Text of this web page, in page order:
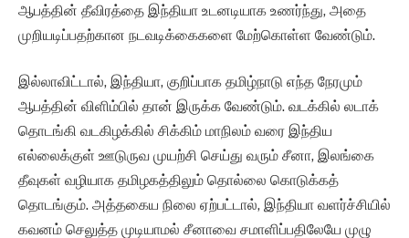
ஆபத்தின் தீவிரத்தை இந்தியா உடனடியாக உணர்ந்து, அதை
முறியடிப்பதற்கான நடவடிக்கைகளை மேற்கொள்ள வேண்டும்.
இல்லாவிட்டால், இந்தியா, குறிப்பாக தமிழ்நாடு எந்த நேரமும்
ஆபத்தின் விளிம்பில் தான் இருக்க வேண்டும். வடக்கில் லடாக்
தொடங்கி வடகிழக்கில் சிக்கிம் மாநிலம் வரை இந்திய
எல்லைக்குள் ஊடுருவ முயற்சி செய்து வரும் சீனா, இலங்கை
தீவுகள் வழியாக தமிழகத்திலும் தொல்லை கொடுக்கத்
தொடங்கும். அத்தகைய நிலை ஏற்பட்டால், இந்தியா வளர்ச்சியில்
கவனம் செலுத்த முடியாமல் சீனாவை சமாளிப்பதிலேயே முழு